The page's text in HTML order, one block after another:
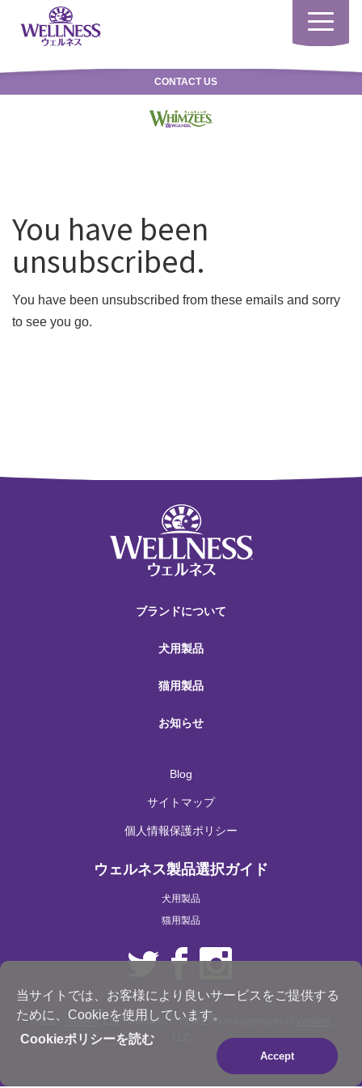
当サイトでは、お客様により良いサービスをご提供する
ために、Cookieを使用しています。
Cookieポリシーを読む
Accept
Toggle
CONTACT US
You have been
unsubscribed.
You have been unsubscribed from these emails and sorry
to see you go.
ブランドについて
犬用製品
猫用製品
お知らせ
Blog
サイトマップ
個人情報保護ポリシー
ウェルネス製品選択ガイド
犬用製品
猫用製品
© 2021 WellPet, LLC. Wellness® , CORE®are trademarks of